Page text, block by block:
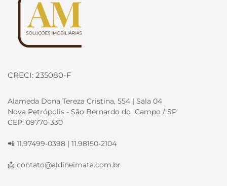
CRECI: 235080-F
Alameda Dona Tereza Cristina, 554 | Sala 04
Nova Petrópolis - São Bernardo do Campo / SP
CEP: 09770-330
📲 11.97499-0398 | 11.98150-2104
📩 contato@aldineimata.com.br